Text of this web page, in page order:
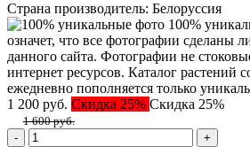
Страна производитель: Белоруссия
100%
означет, что все фотографии сделаны
данного сайта. Фотографии не
интернет ресурсов. Каталог растений
ежедневно пополняется только
1 200 руб. Скидка 25% Скидка 25%
1 600 руб.
-
+